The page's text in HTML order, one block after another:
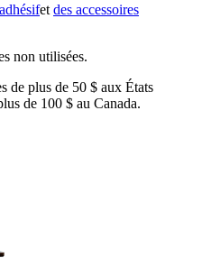
et des accessoires
non utilisées.
de plus de 50 $ aux États
de 100 $ au Canada.